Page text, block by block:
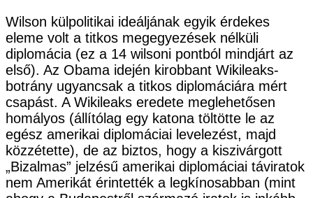
Wilson külpolitikai ideáljának egyik érdekes
eleme volt a titkos megegyezések nélküli
diplomácia (ez a 14 wilsoni pontból mindjárt az
első). Az Obama idején kirobbant Wikileaks-
botrány ugyancsak a titkos diplomáciára mért
csapást. A Wikileaks eredete meglehetősen
homályos (állítólag egy katona töltötte le az
egész amerikai diplomáciai levelezést, majd
közzétette), de az biztos, hogy a kiszivárgott
„Bizalmas” jelzésű amerikai diplomáciai táviratok
nem Amerikát érintették a legkínosabban (mint